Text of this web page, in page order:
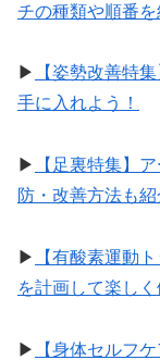
チの種類や順番を
▶︎
【姿勢改善特
手に入れよう！
▶︎
【足裏特集】
防・改善方法も紹
▶︎
【有酸素運動
を計画して楽しく
▶︎
【身体セルフ